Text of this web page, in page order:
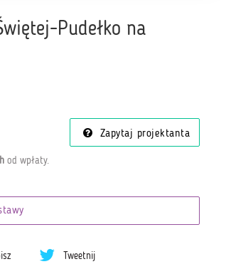
Pudełko na
Zapytaj projektanta
od wpłaty.
Tweetnij